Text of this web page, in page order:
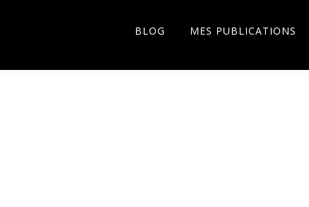
BLOG MES PUBLICATIONS